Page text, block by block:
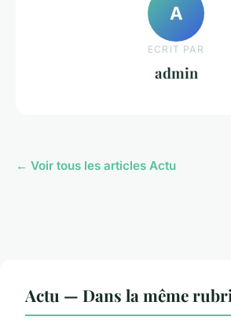
A
ECRIT PAR
admin
← Voir tous les articles Actu
Actu — Dans la même